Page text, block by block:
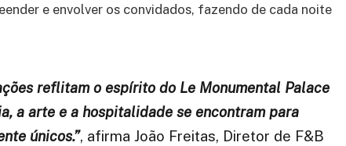
e envolver os convidados, fazendo de cada noite
reflitam o espírito do Le Monumental Palace
a arte e a hospitalidade se encontram para
únicos.”, afirma João Freitas, Diretor de F&B